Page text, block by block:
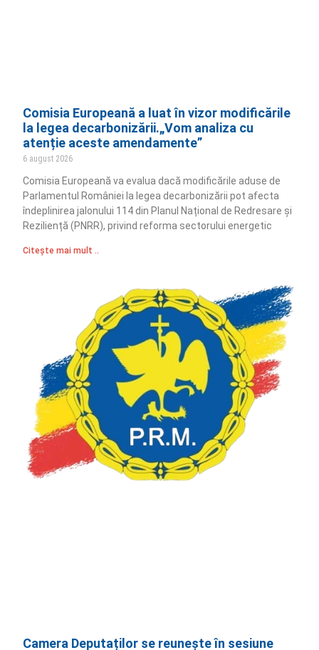
Comisia Europeană a luat în vizor modificările
la legea decarbonizării.„Vom analiza cu
atenție aceste amendamente”
6 august 2026
Comisia Europeană va evalua dacă modificările aduse de
Parlamentul României la legea decarbonizării pot afecta
îndeplinirea jalonului 114 din Planul Național de Redresare și
Reziliență (PNRR), privind reforma sectorului energetic
Citește mai mult ..
Camera Deputaților se reunește în sesiune